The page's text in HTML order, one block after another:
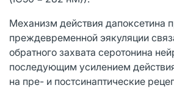
Механизм действия дапоксетина
преждевременной эякуляции
обратного захвата серотонина
последующим усилением
на пре- и постсинаптические